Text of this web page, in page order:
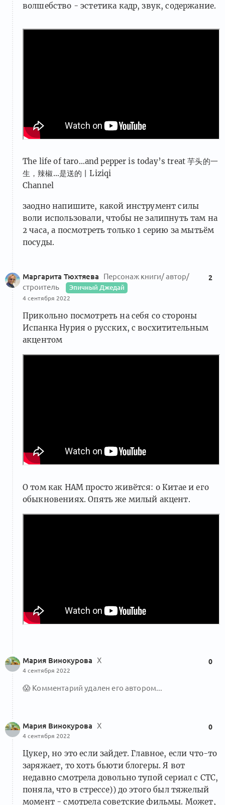
волшебство - эстетика кадр, звук, содержание.
The life of taro…and pepper is today’s treat 芋头的一
生，辣椒…是送的丨Liziqi
Channel
заодно напишите, какой инструмент силы
воли использовали, чтобы не залипнуть там на
2 часа, а посмотреть только 1 серию за мытьём
посуды.
Маргарита Тюхтяева
Персонаж книги/ автор/
строитель
Эпичный Джедай
4 сентября 2022
2
Прикольно посмотреть на себя со стороны
Испанка Нурия о русских, с восхитительным
акцентом
О том как НАМ просто живётся: о Китае и его
обыкновениях. Опять же милый акцент.
Мария Винокурова Х
4 сентября 2022
0
😱 Комментарий удален его автором...
Мария Винокурова Х
4 сентября 2022
0
Цукер, но это если зайдет. Главное, если что-то
заряжает, то хоть бьюти блогеры. Я вот
недавно смотрела довольно тупой сериал с СТС,
поняла, что в стрессе)) до этого был тяжелый
момент - смотрела советские фильмы. Может,